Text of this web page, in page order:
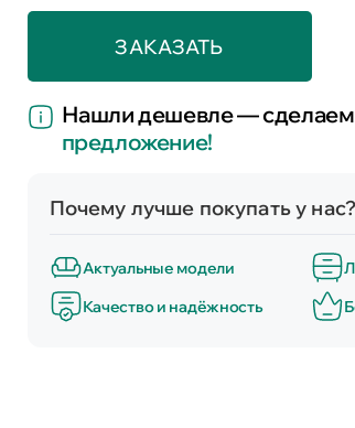
ЗАКАЗАТЬ
Нашли дешевле — сделаем
предложение!
Почему лучше покупать у нас?
Актуальные модели
Качество и надёжность